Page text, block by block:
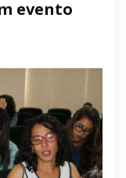
evento